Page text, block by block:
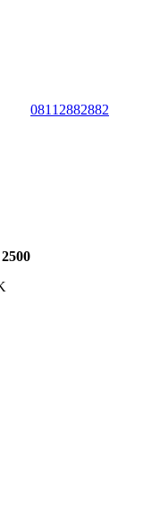
08112882882